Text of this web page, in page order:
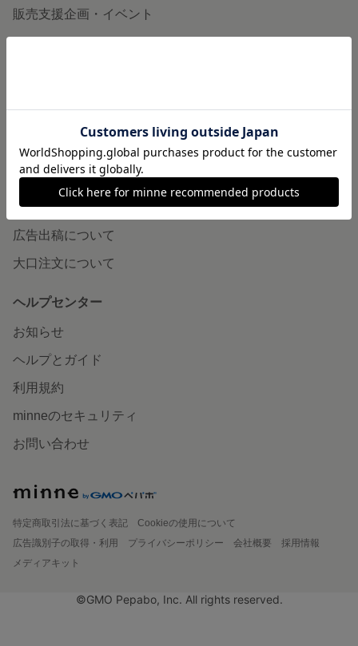
販売支援企画・イベント
minne学習帖
minneの本
企業の方へ
広告出稿について
大口注文について
ヘルプセンター
お知らせ
ヘルプとガイド
利用規約
minneのセキュリティ
お問い合わせ
特定商取引法に基づく表記
Cookieの使用について
広告識別子の取得・利用
プライバシーポリシー 会社概要
採用情報
メディアキット
©GMO Pepabo, Inc. All rights reserved.